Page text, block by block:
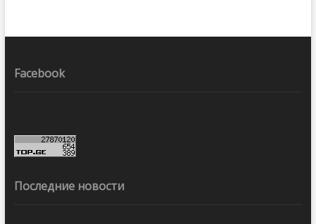
Facebook
Последние новости